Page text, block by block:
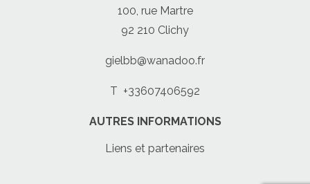
100, rue Martre
92 210 Clichy
gielbb@wanadoo.fr
T +33607406592
AUTRES INFORMATIONS
Liens et partenaires